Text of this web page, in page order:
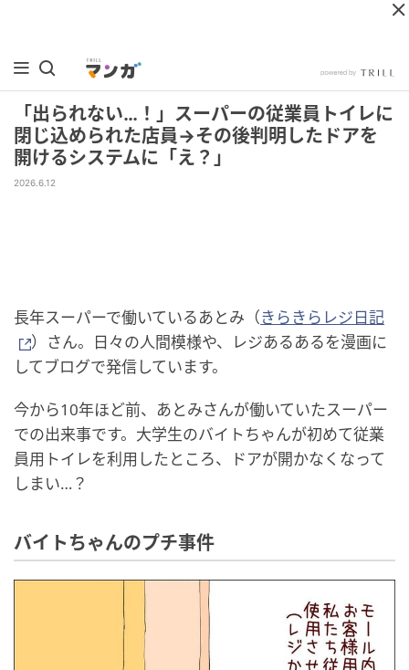
「出られない…！」スーパーの従業員トイレに
閉じ込められた店員→その後判明したドアを
開けるシステムに「え？」
2026.6.12
長年スーパーで働いているあとみ（きらきらレジ日記
）さん。日々の人間模様や、レジあるあるを漫画に
してブログで発信しています。
今から10年ほど前、あとみさんが働いていたスーパー
での出来事です。大学生のバイトちゃんが初めて従業
員用トイレを利用したところ、ドアが開かなくなって
しまい…？
バイトちゃんのプチ事件